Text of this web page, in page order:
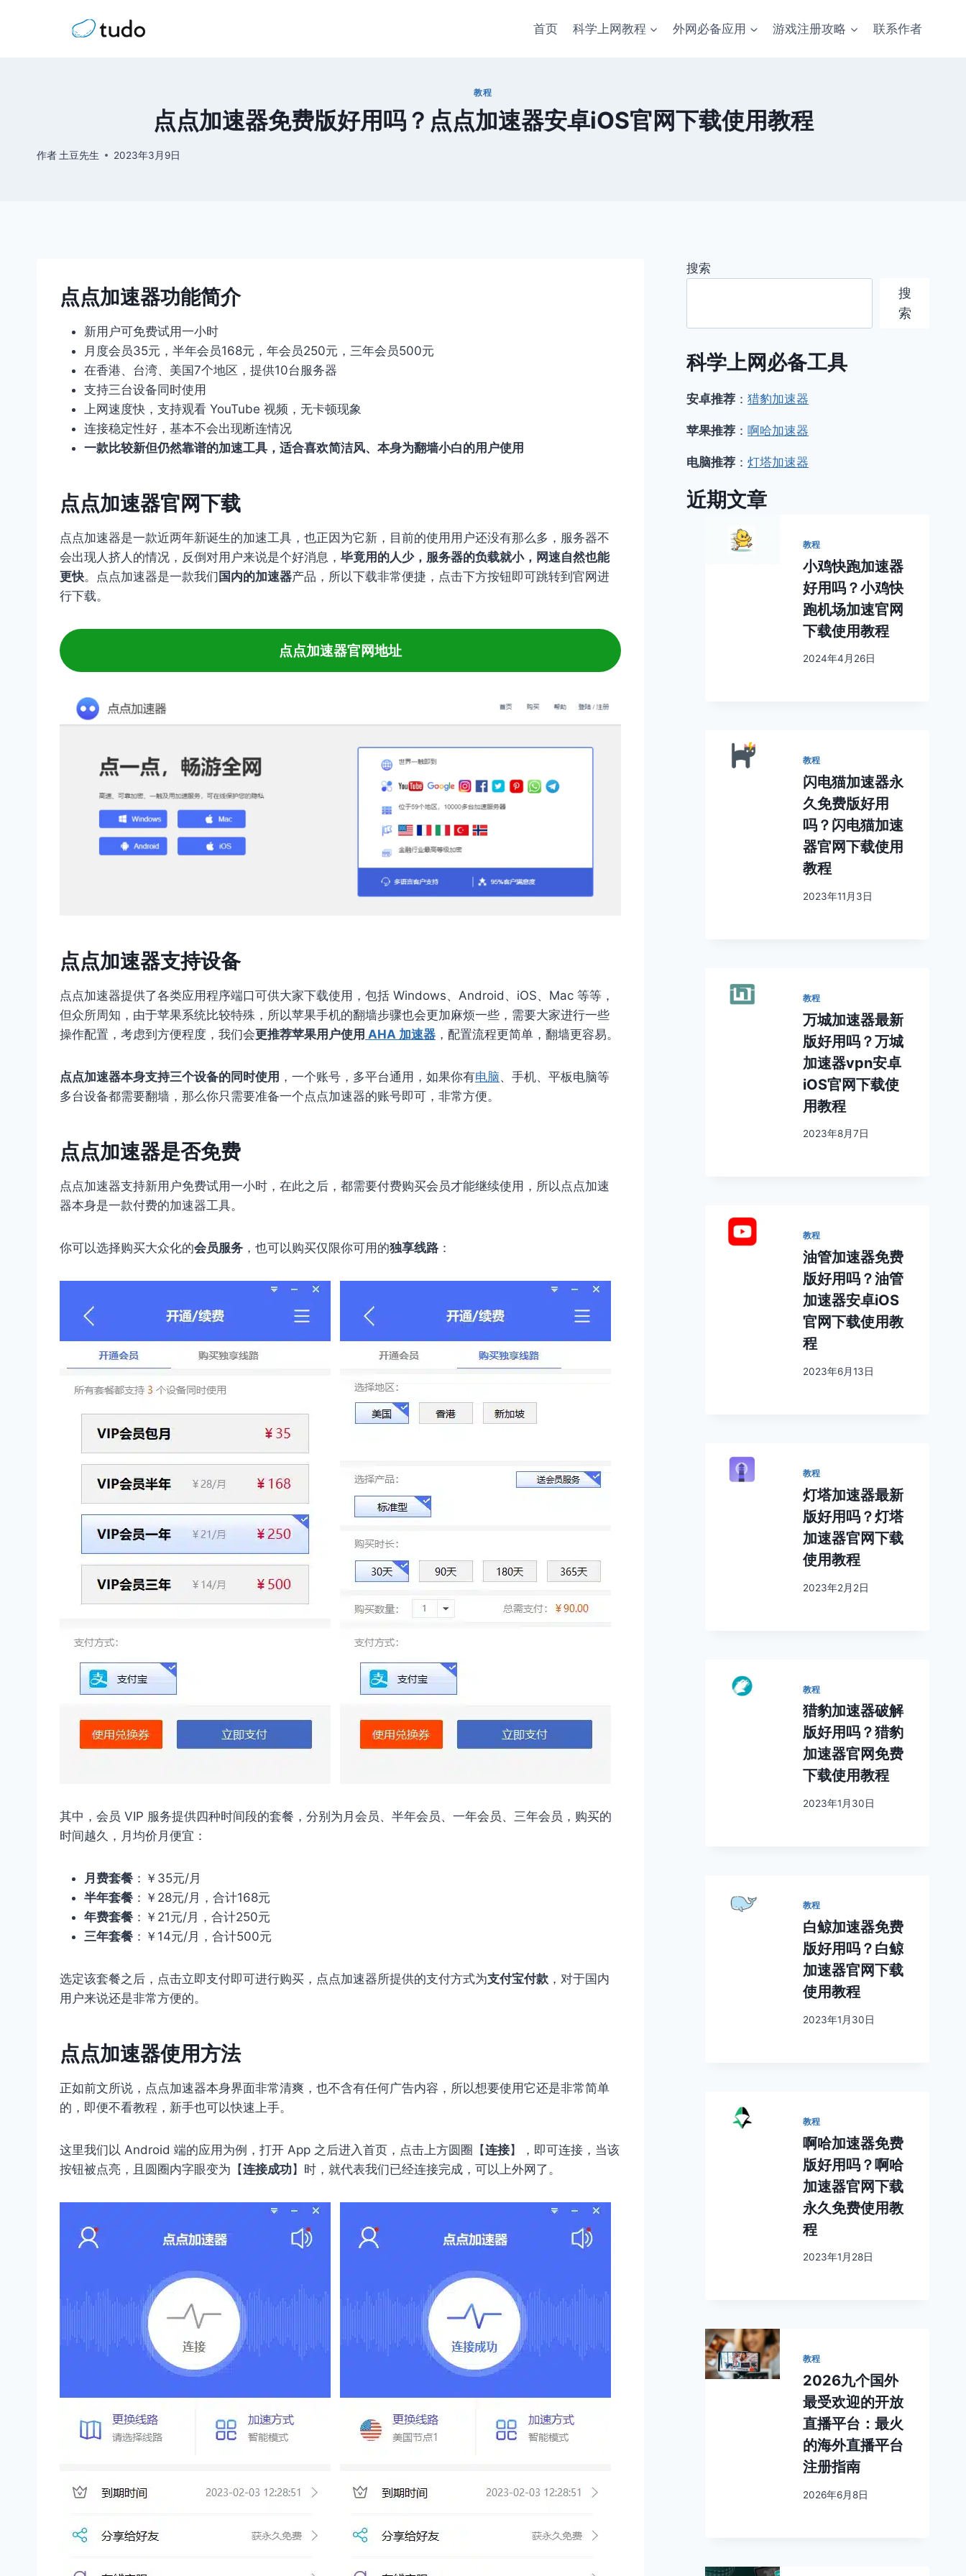
首页 科学上网教程 外网必备应用 游戏注册攻略 联系作者
教程
点点加速器免费版好用吗？点点加速器安卓iOS官网下载使用教程
作者 土豆先生 2023年3月9日
点点加速器功能简介
新用户可免费试用一小时
月度会员35元，半年会员168元，年会员250元，三年会员500元
在香港、台湾、美国7个地区，提供10台服务器
支持三台设备同时使用
上网速度快，支持观看 YouTube 视频，无卡顿现象
连接稳定性好，基本不会出现断连情况
一款比较新但仍然靠谱的加速工具，适合喜欢简洁风、本身为翻墙小白的用户使用
点点加速器官网下载
点点加速器是一款近两年新诞生的加速工具，也正因为它新，目前的使用用户还没有那么多，服务器不
会出现人挤人的情况，反倒对用户来说是个好消息， 毕竟用的人少，服务器的负载就小，网速自然也能
更快。点点加速器是一款我们 国内的加速器产品，所以下载非常便捷，点击下方按钮即可跳转到官网进
行下载。
点点加速器官网地址
点点加速器支持设备
点点加速器提供了各类应用程序端口可供大家下载使用，包括 Windows、Android、iOS、Mac 等等，
但众所周知，由于苹果系统比较特殊，所以苹果手机的翻墙步骤也会更加麻烦一些，需要大家进行一些
操作配置，考虑到方便程度，我们会更推荐苹果用户使用 AHA 加速器 ，配置流程更简单，翻墙更容易。
点点加速器本身支持三个设备的同时使用 ，一个账号，多平台通用，如果你有电脑、手机、平板电脑等
多台设备都需要翻墙，那么你只需要准备一个点点加速器的账号即可，非常方便。
点点加速器是否免费
点点加速器支持新用户免费试用一小时，在此之后，都需要付费购买会员才能继续使用，所以点点加速
器本身是一款付费的加速器工具。
你可以选择购买大众化的会员服务 ，也可以购买仅限你可用的独享线路 ：
其中，会员 VIP 服务提供四种时间段的套餐，分别为月会员、半年会员、一年会员、三年会员，购买的
时间越久，月均价月便宜：
月费套餐 ：￥35元/月
半年套餐 ：￥28元/月，合计168元
年费套餐 ：￥21元/月，合计250元
三年套餐 ：￥14元/月，合计500元
选定该套餐之后，点击立即支付即可进行购买，点点加速器所提供的支付方式为支付宝付款 ，对于国内
用户来说还是非常方便的。
点点加速器使用方法
正如前文所说，点点加速器本身界面非常清爽，也不含有任何广告内容，所以想要使用它还是非常简单
的，即便不看教程，新手也可以快速上手。
这里我们以 Android 端的应用为例，打开 App 之后进入首页，点击上方圆圈【连接】，即可连接，当该
按钮被点亮，且圆圈内字眼变为【连接成功】时，就代表我们已经连接完成，可以上外网了。
搜索
搜
索
科学上网必备工具
安卓推荐 ：猎豹加速器
苹果推荐 ：啊哈加速器
电脑推荐 ：灯塔加速器
近期文章
教程
小鸡快跑加速器
好用吗？小鸡快
跑机场加速官网
下载使用教程
2024年4月26日
教程
闪电猫加速器永
久免费版好用
吗？闪电猫加速
器官网下载使用
教程
2023年11月3日
教程
万城加速器最新
版好用吗？万城
加速器vpn安卓
iOS官网下载使
用教程
2023年8月7日
教程
油管加速器免费
版好用吗？油管
加速器安卓iOS
官网下载使用教
程
2023年6月13日
教程
灯塔加速器最新
版好用吗？灯塔
加速器官网下载
使用教程
2023年2月2日
教程
猎豹加速器破解
版好用吗？猎豹
加速器官网免费
下载使用教程
2023年1月30日
教程
白鲸加速器免费
版好用吗？白鲸
加速器官网下载
使用教程
2023年1月30日
教程
啊哈加速器免费
版好用吗？啊哈
加速器官网下载
永久免费使用教
程
2023年1月28日
教程
2026九个国外
最受欢迎的开放
直播平台：最火
的海外直播平台
注册指南
2026年6月8日